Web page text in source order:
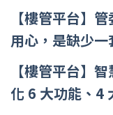
【樓管平台】
用心，是缺少一
【樓管平台】
化 6 大功能、4